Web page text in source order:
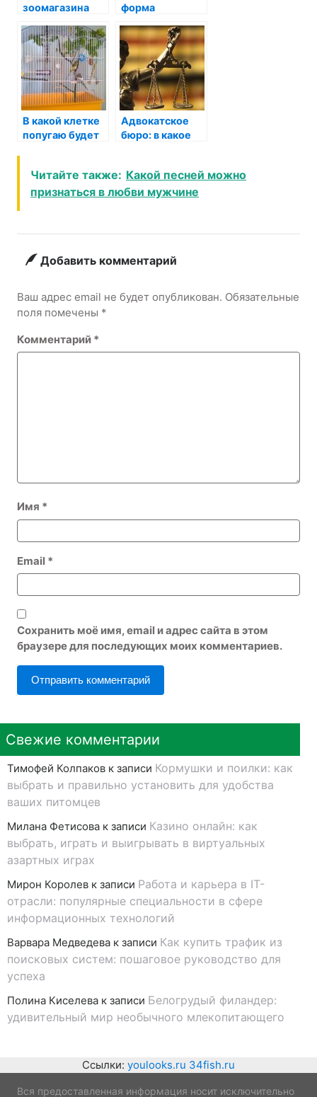
зоомагазина
форма
колледже:
особенности
В какой клетке
попугаю будет
Адвокатское
бюро: в какое
Читайте также: Какой песней можно
признаться в любви мужчине
Добавить комментарий
Ваш адрес email не будет опубликован. Обязательные
поля помечены *
Комментарий *
Имя *
Email *
Сохранить моё имя, email и адрес сайта в этом
браузере для последующих моих комментариев.
Свежие комментарии
Тимофей Колпаков к записи Кормушки и поилки: как
выбрать и правильно установить для удобства
ваших питомцев
Милана Фетисова к записи Казино онлайн: как
выбрать, играть и выигрывать в виртуальных
азартных играх
Мирон Королев к записи Работа и карьера в IT-
отрасли: популярные специальности в сфере
информационных технологий
Варвара Медведева к записи Как купить трафик из
поисковых систем: пошаговое руководство для
успеха
Полина Киселева к записи Белогрудый филандер:
удивительный мир необычного млекопитающего
Ссылки: youlooks.ru 34fish.ru
Вся предоставленная информация носит исключительно